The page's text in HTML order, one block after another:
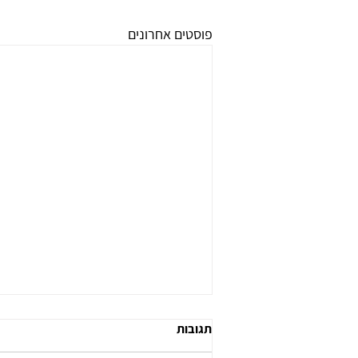
פוסטים אחרונים
תגובות